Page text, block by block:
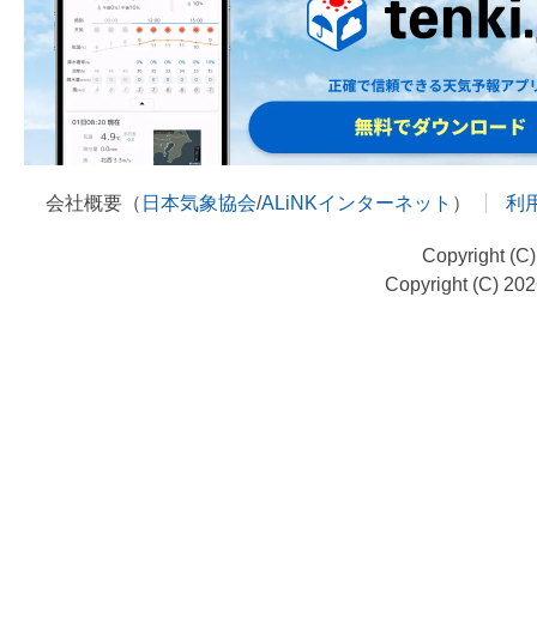
会社概要（ 日本気象協会/ALiNKインターネット ） 利
Copyright
Copyright (C)